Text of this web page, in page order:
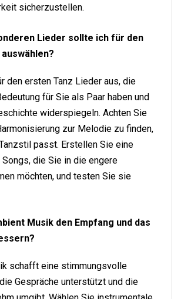
sicherzustellen.
Lieder sollte ich für den
den ersten Tanz Lieder aus, die
für Sie als Paar haben und
widerspiegeln. Achten Sie
zur Melodie zu finden,
passt. Erstellen Sie eine
die Sie in die engere
möchten, und testen Sie sie
Musik den Empfang und das
schafft eine stimmungsvolle
Gespräche unterstützt und die